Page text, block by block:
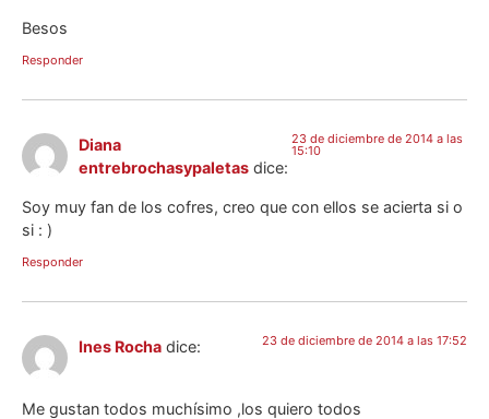
Besos
Responder
Diana
entrebrochasypaletas dice:
23 de diciembre de 2014 a las
15:10
Soy muy fan de los cofres, creo que con ellos se acierta si o
si : )
Responder
Ines Rocha dice: 23 de diciembre de 2014 a las 17:52
Me gustan todos muchísimo ,los quiero todos